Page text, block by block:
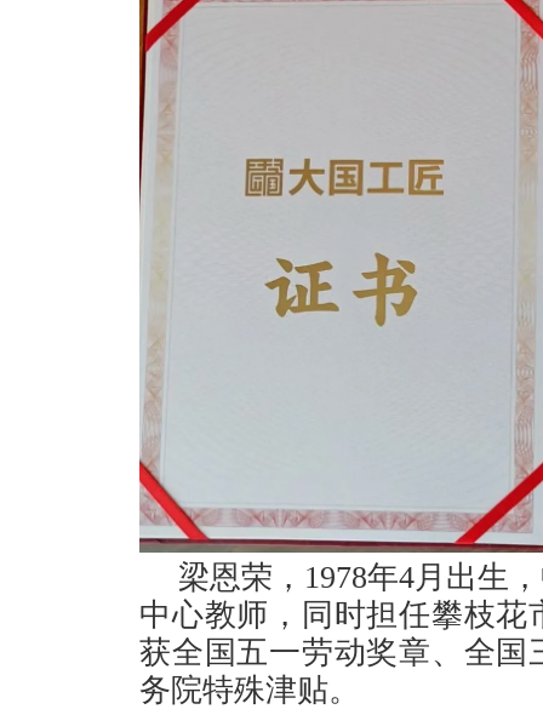
梁恩荣，1978年4月出生
中心教师，同时担任攀枝
获全国五一劳动奖章、全
务院特殊津贴。